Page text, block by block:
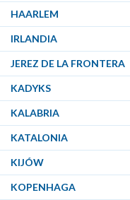
HAARLEM
IRLANDIA
JEREZ DE LA FRONTERA
KADYKS
KALABRIA
KATALONIA
KIJÓW
KOPENHAGA